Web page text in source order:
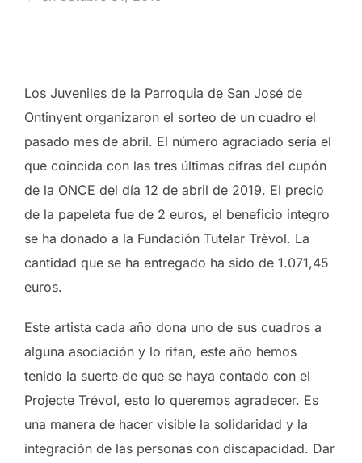
Los Juveniles de la Parroquia de San José de
Ontinyent organizaron el sorteo de un cuadro el
pasado mes de abril. El número agraciado sería el
que coincida con las tres últimas cifras del cupón
de la ONCE del día 12 de abril de 2019. El precio
de la papeleta fue de 2 euros, el beneficio integro
se ha donado a la Fundación Tutelar Trèvol. La
cantidad que se ha entregado ha sido de 1.071,45
euros.
Este artista cada año dona uno de sus cuadros a
alguna asociación y lo rifan, este año hemos
tenido la suerte de que se haya contado con el
Projecte Trévol, esto lo queremos agradecer. Es
una manera de hacer visible la solidaridad y la
integración de las personas con discapacidad. Dar